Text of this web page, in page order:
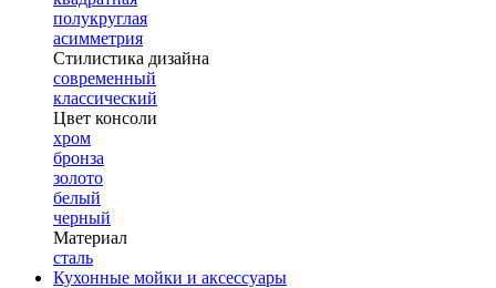
полукруглая
асимметрия
Стилистика дизайна
современный
классический
Цвет консоли
хром
бронза
золото
белый
черный
Материал
сталь
Кухонные мойки и аксессуары